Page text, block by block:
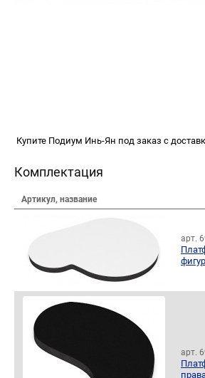
Купите Подиум Инь-Ян под заказ с
Комплектация
Артикул, название
арт.
арт.